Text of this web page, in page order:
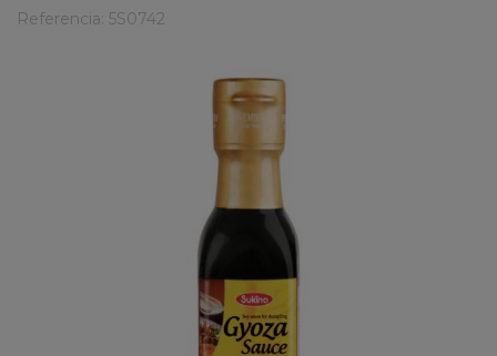
Referencia: 5S0742